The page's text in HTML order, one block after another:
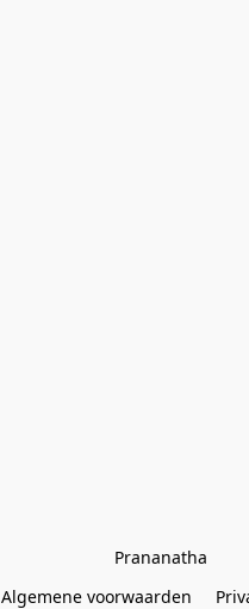
Prananatha
Algemene voorwaarden